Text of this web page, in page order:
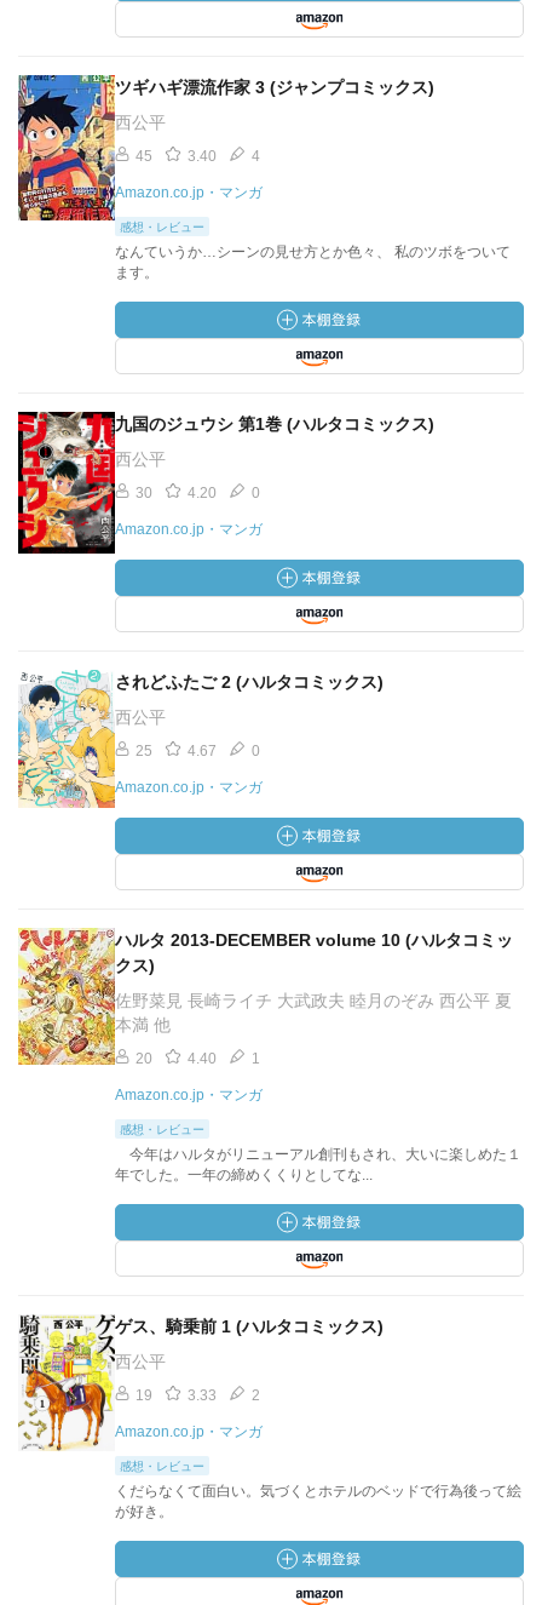
ツギハギ漂流作家 3 (ジャンプコミックス)
西公平
45 3.40 4
Amazon.co.jp・マンガ
感想・レビュー
なんていうか…シーンの見せ方とか色々、 私のツボをついて
ます。
九国のジュウシ 第1巻 (ハルタコミックス)
西公平
30 4.20 0
Amazon.co.jp・マンガ
されどふたご 2 (ハルタコミックス)
西公平
25 4.67 0
Amazon.co.jp・マンガ
ハルタ 2013-DECEMBER volume 10 (ハルタコミッ
クス)
佐野菜見 長崎ライチ 大武政夫 睦月のぞみ 西公平 夏
本満 他
20 4.40 1
Amazon.co.jp・マンガ
感想・レビュー
今年はハルタがリニューアル創刊もされ、大いに楽しめた１
年でした。一年の締めくくりとしてな...
ゲス、騎乗前 1 (ハルタコミックス)
西公平
19 3.33 2
Amazon.co.jp・マンガ
感想・レビュー
くだらなくて面白い。気づくとホテルのベッドで行為後って絵
が好き。